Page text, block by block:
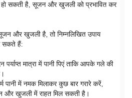
सकती है, सूजन और खुजली को प्रभावित कर
और खुजली है, तो निम्नलिखित उपाय
सकते हैं:
पर्याप्त मात्रा में पानी पिएं ताकि आपके गले की
पानी में नमक मिलाकर कुछ बार गरारे करें,
खुजली में राहत मिल सकती है।